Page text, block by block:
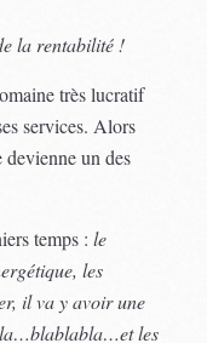
la rentabilité !
très lucratif
services. Alors
devienne un des
temps :le
les
il va y avoir une
les